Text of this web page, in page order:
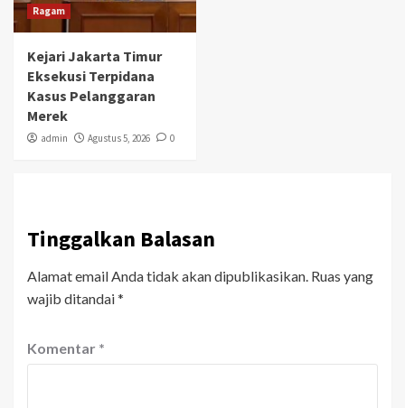
Ragam
Kejari Jakarta Timur
Eksekusi Terpidana
Kasus Pelanggaran
Merek
admin Agustus 5, 2026 0
Tinggalkan Balasan
Alamat email Anda tidak akan dipublikasikan. Ruas yang
wajib ditandai*
Komentar *